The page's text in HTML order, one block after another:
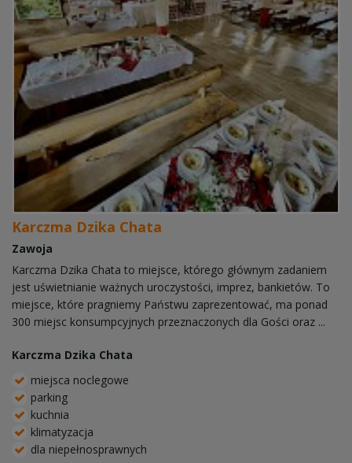
Karczma Dzika Chata
Zawoja
Karczma Dzika Chata to miejsce, którego głównym zadaniem
jest uświetnianie ważnych uroczystości, imprez, bankietów. To
miejsce, które pragniemy Państwu zaprezentować, ma ponad
300 miejsc konsumpcyjnych przeznaczonych dla Gości oraz ...
Karczma Dzika Chata
miejsca noclegowe
parking
kuchnia
klimatyzacja
dla niepełnosprawnych